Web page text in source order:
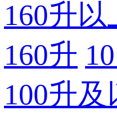
160升以
160升
100升及